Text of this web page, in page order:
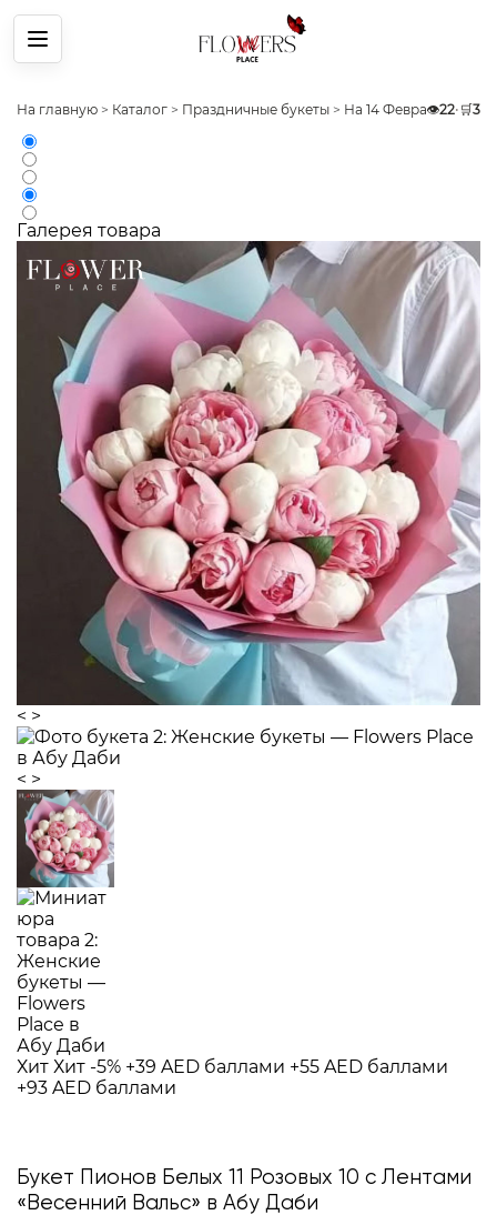
Меню
На главную > Каталог > Праздничные букеты > На 14 Февраля>
👁️22• 🛒3
Галерея товара
< >
< >
Хит Хит -5% +39 AED баллами +55 AED баллами
+93 AED баллами
Букет Пионов Белых 11 Розовых 10 с Лентами
«Весенний Вальс» в Абу Даби